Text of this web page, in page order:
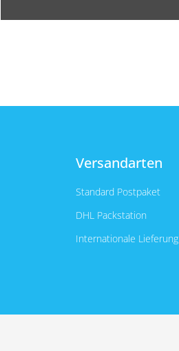
Versandarten
Standard Postpaket
DHL Packstation
Internationale Lieferung